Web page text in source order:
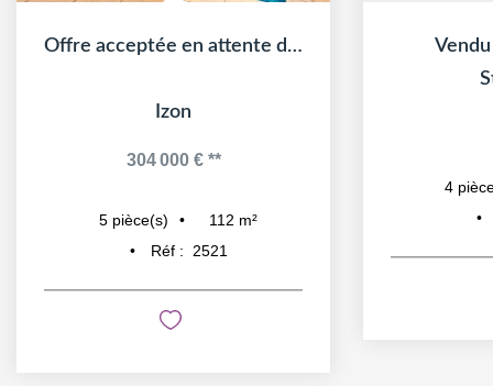
Vendu sur st loubes
Réf :